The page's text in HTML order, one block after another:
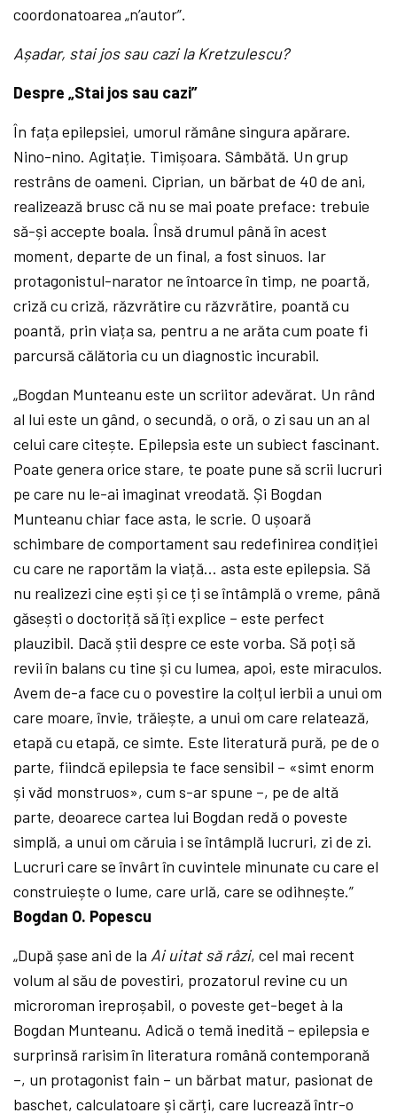
coordonatoarea „n’autor”.
Așadar, stai jos sau cazi la Kretzulescu?
Despre „Stai jos sau cazi”
În fața epilepsiei, umorul rămâne singura apărare.
Nino-nino. Agitație. Timișoara. Sâmbătă. Un grup
restrâns de oameni. Ciprian, un bărbat de 40 de ani,
realizează brusc că nu se mai poate preface: trebuie
să-și accepte boala. Însă drumul până în acest
moment, departe de un final, a fost sinuos. Iar
protagonistul-narator ne întoarce în timp, ne poartă,
criză cu criză, răzvrătire cu răzvrătire, poantă cu
poantă, prin viața sa, pentru a ne arăta cum poate fi
parcursă călătoria cu un diagnostic incurabil.
„Bogdan Munteanu este un scriitor adevărat. Un rând
al lui este un gând, o secundă, o oră, o zi sau un an al
celui care citește. Epilepsia este un subiect fascinant.
Poate genera orice stare, te poate pune să scrii lucruri
pe care nu le-ai imaginat vreodată. Și Bogdan
Munteanu chiar face asta, le scrie. O ușoară
schimbare de comportament sau redefinirea condiției
cu care ne raportăm la viață… asta este epilepsia. Să
nu realizezi cine ești și ce ți se întâmplă o vreme, până
găsești o doctoriță să îți explice – este perfect
plauzibil. Dacă știi despre ce este vorba. Să poți să
revii în balans cu tine și cu lumea, apoi, este miraculos.
Avem de-a face cu o povestire la colțul ierbii a unui om
care moare, învie, trăiește, a unui om care relatează,
etapă cu etapă, ce simte. Este literatură pură, pe de o
parte, fiindcă epilepsia te face sensibil – «simt enorm
și văd monstruos», cum s-ar spune –, pe de altă
parte, deoarece cartea lui Bogdan redă o poveste
simplă, a unui om căruia i se întâmplă lucruri, zi de zi.
Lucruri care se învârt în cuvintele minunate cu care el
construiește o lume, care urlă, care se odihnește.”
Bogdan O. Popescu
„După șase ani de la Ai uitat să râzi, cel mai recent
volum al său de povestiri, prozatorul revine cu un
microroman ireproșabil, o poveste get-beget à la
Bogdan Munteanu. Adică o temă inedită – epilepsia e
surprinsă rarisim în literatura română contemporană
–, un protagonist fain – un bărbat matur, pasionat de
baschet, calculatoare și cărți, care lucrează într-o